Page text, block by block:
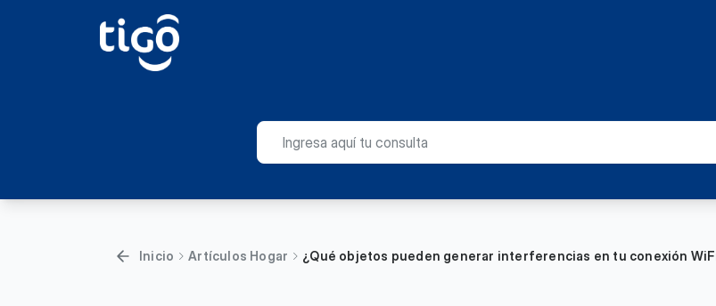
Inicio Artículos Hogar ¿Qué objetos pueden generar interferencias en tu conexión